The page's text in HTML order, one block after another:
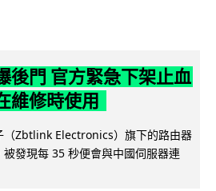
後門 官方緊急下架止血
維修時使用
（Zbtlink Electronics）旗下的路由器
發現每 35 秒便會與中國伺服器連